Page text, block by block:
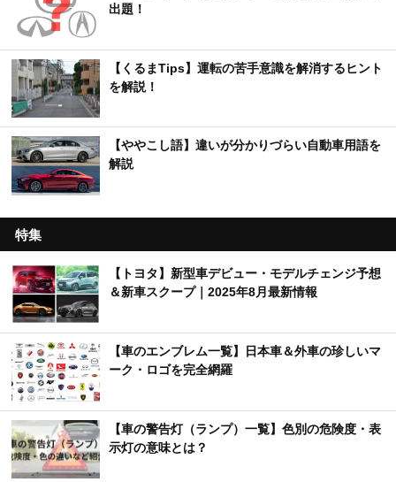
出題！
【くるまTips】運転の苦手意識を解消するヒント
を解説！
【ややこし語】違いが分かりづらい自動車用語を
解説
特集
【トヨタ】新型車デビュー・モデルチェンジ予想
＆新車スクープ｜2025年8月最新情報
【車のエンブレム一覧】日本車＆外車の珍しいマ
ーク・ロゴを完全網羅
【車の警告灯（ランプ）一覧】色別の危険度・表
示灯の意味とは？